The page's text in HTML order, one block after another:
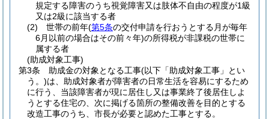
規定する障害のうち視覚障害又は肢体不自由の程度が1級
又は2級に該当する者
(2)
世帯の前年(第5条の交付申請を行おうとする月が毎年
6月以前の場合はその前々年)の所得税が非課税の世帯に
属する者
(助成対象工事)
第3条
助成金の対象となる工事(以下「助成対象工事」とい
う。)は、助成対象者が障害者の日常生活を容易にするため
に行う、当該障害者が現に居住し又は事業終了後居住しよ
うとする住宅の、次に掲げる箇所の整備改善を目的とする
改造工事のうち、市長が必要と認めた工事とする。